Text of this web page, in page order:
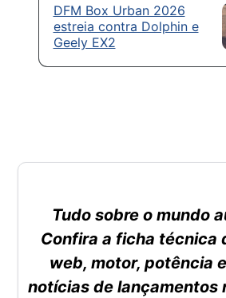
DFM Box Urban 2026
estreia contra Dolphin e
Geely EX2
Tudo sobre o mundo
Confira a ficha técnica
web, motor, potência
notícias de lançamentos